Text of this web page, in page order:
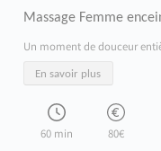
Massage Femme
Un moment de douceur
En savoir plus
60 min 80€